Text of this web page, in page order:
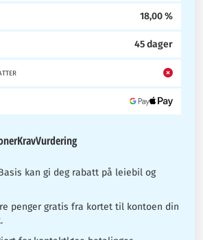
18,00 %
45 dager
KravVurdering
kan gi deg rabatt på leiebil og
penger gratis fra kortet til kontoen din